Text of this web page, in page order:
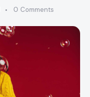
0 Comments